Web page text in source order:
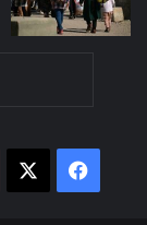
فيسبوك